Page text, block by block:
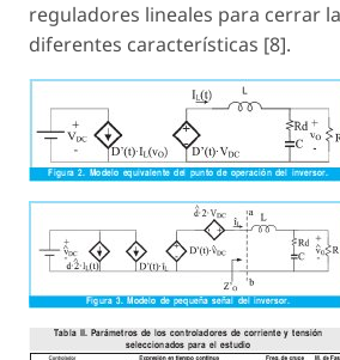
reguladores lineales para cerrar
diferentes características [8].